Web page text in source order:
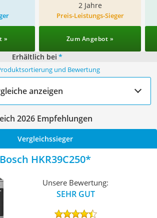
2 Jahre
»
Preis-Leistungs-Sieger
Zum Angebot »
Erhältlich bei *
und Bewertung
anzeigen
2026 Empfehlungen
Vergleichssieger
Bosch HKR39C250
Unsere Bewertung:
SEHR GUT